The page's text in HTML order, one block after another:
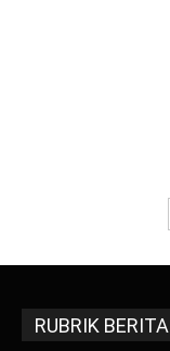
RUBRIK BERITA